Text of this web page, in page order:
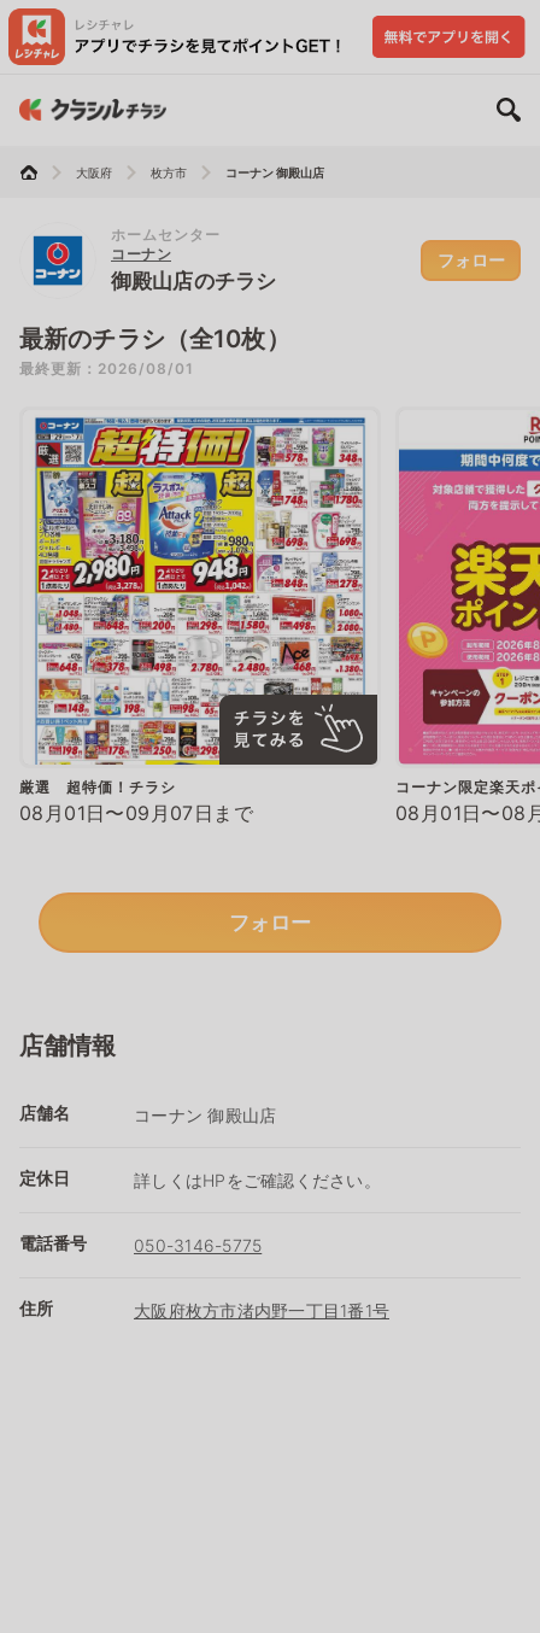
大阪府 枚方市 コーナン 御殿山店
ホームセンター
コーナン
御殿山店のチラシ
フォロー
最新のチラシ（全10枚）
最終更新：2026/08/01
厳選 超特価！チラシ
08月01日〜09月07日まで
コーナン限定楽天
08月01日〜08
フォロー
店舗情報
店舗名 コーナン 御殿山店
定休日 詳しくはHPをご確認ください。
電話番号 050-3146-5775
住所 大阪府枚方市渚内野一丁目1番1号